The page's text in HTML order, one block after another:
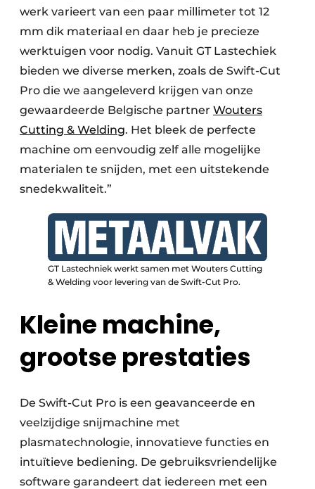
werk varieert van een paar millimeter tot 12
mm dik materiaal en daar heb je precieze
werktuigen voor nodig. Vanuit GT Lastechiek
bieden we diverse merken, zoals de Swift-Cut
Pro die we aangeleverd krijgen van onze
gewaardeerde Belgische partner Wouters
Cutting & Welding. Het bleek de perfecte
machine om eenvoudig zelf alle mogelijke
materialen te snijden, met een uitstekende
snedekwaliteit.”
GT Lastechniek werkt samen met Wouters Cutting
& Welding voor levering van de Swift-Cut Pro.
Kleine machine,
grootse prestaties
De Swift-Cut Pro is een geavanceerde en
veelzijdige snijmachine met
plasmatechnologie, innovatieve functies en
intuïtieve bediening. De gebruiksvriendelijke
software garandeert dat iedereen met een